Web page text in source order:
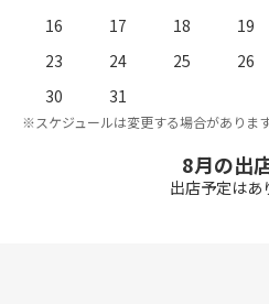
16
17 18 19
23
24 25 26
30
31
※スケジュールは変更する場合がありま
8月の出
出店予定はあ